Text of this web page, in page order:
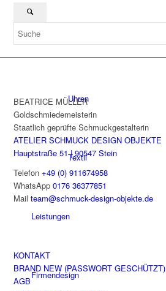
Uhren
Textil
Leistungen
Firmendesign
BEATRICE MÜLLER
Goldschmiedemeisterin
Staatlich geprüfte Schmuckgestalterin
ATELIER SCHMUCK DESIGN OBJEKTE
Hauptstraße 51 | 90547 Stein
Telefon+49 (0) 911674958
WhatsApp0176 36377851
Mailteam@schmuck-design-objekte.de
KONTAKT
BRAND NEW (PASSWORT GESCHÜTZT)
AGB